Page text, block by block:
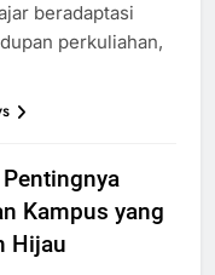
beradaptasi
perkuliahan,
Kampus yang
Hijau